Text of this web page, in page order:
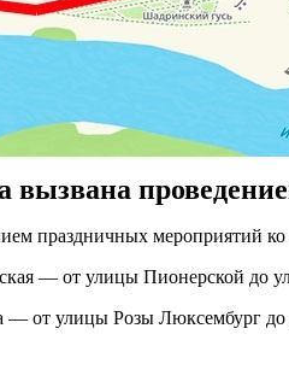
вызвана
праздничных мероприятий
— от улицы Пионерской до
— от улицы Розы Люксембург до